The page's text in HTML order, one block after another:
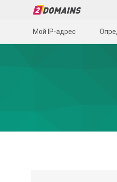
Мой IP-адрес